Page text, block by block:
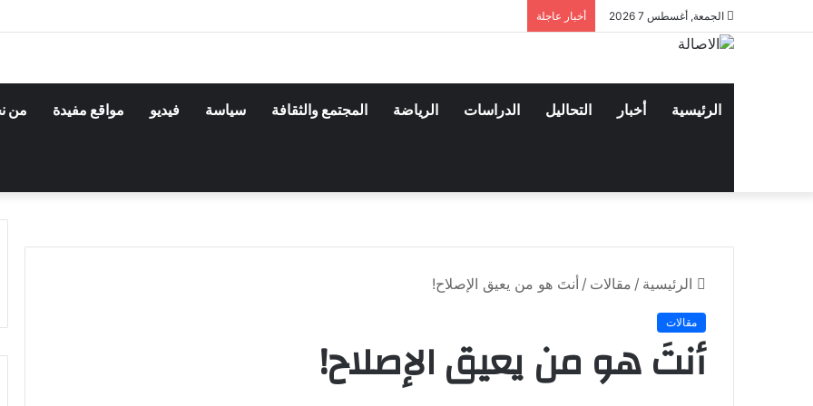
الجمعة, أغسطس 7 2026 أخبار عاجلة
الرئيسية أخبار التحاليل الدراسات الرياضة المجتمع والثقافة سياسة فيديو مواقع مفيدة من
الرئيسية / مقالات / أنتَ هو من يعيق الإصلاح!
مقالات
أنتَ هو من يعيق الإصلاح!